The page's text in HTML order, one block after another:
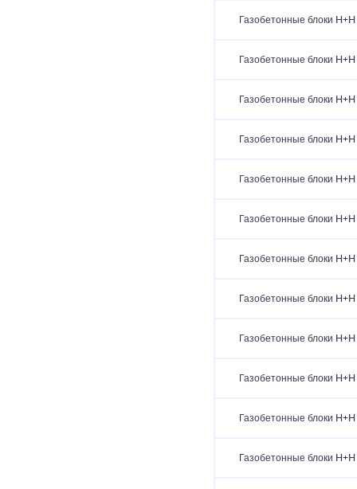
Газобетонные блоки
Газобетонные блоки
Газобетонные блоки
Газобетонные блоки
Газобетонные блоки
Газобетонные блоки
Газобетонные блоки
Газобетонные блоки
Газобетонные блоки
Газобетонные блоки
Газобетонные блоки
Газобетонные блоки